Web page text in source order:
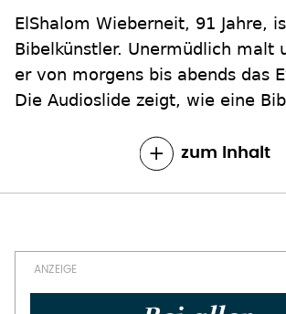
ElShalom Wieberneit, 91 Jahre,
Bibelkünstler. Unermüdlich malt
er von morgens bis abends das
Die Audioslide zeigt, wie eine
zum Inhalt